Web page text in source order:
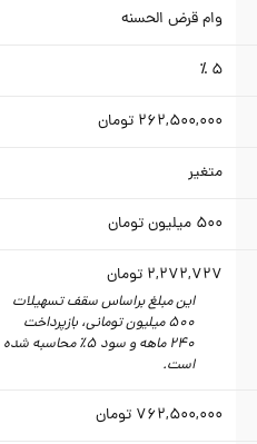
وام قرض الحسنه
262,500,000 تومان
متغیر
میلیون تومان
2,272,727 تومان
این مبلغ براساس سقف تسهیلات
500 میلیون تومانی، بازپرداخت
240 ماهه و سود 5٪‌ محاسبه شده
است.
762,500,000 تومان